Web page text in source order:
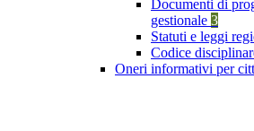
Documenti di
gestionale 3
Statuti e leggi
Codice
Oneri informativi per